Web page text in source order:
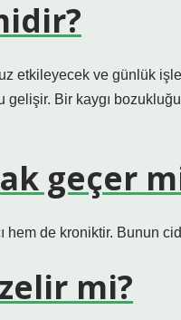
etkileyecek ve günlük
gelişir. Bir kaygı
geçer
hem de kroniktir. Bunun
mi?